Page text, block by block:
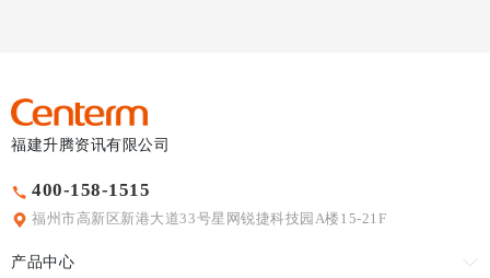
福建升腾资讯有限公司
400-158-1515
福州市高新区新港大道33号星网锐捷科技园A楼15-21F
产品中心